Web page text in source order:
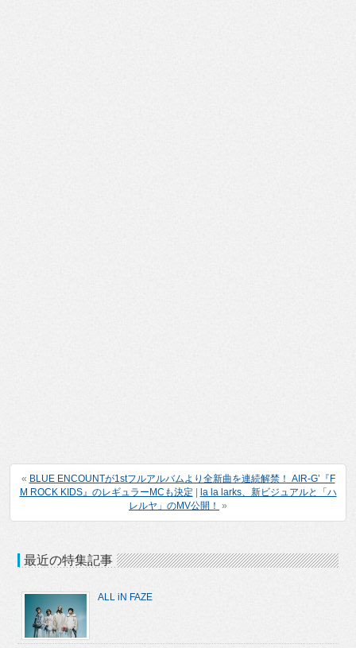
« BLUE ENCOUNTが1stフルアルバムより全新曲を連続解禁！ AIR-G’『F
M ROCK KIDS』のレギュラーMCも決定
la la larks、新ビジュアルと「ハ
レルヤ」のMV公開！ »
最近の特集記事
ALL iN FAZE